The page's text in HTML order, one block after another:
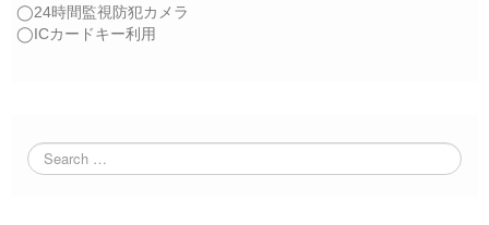
◯24時間監視防犯カメラ
◯ICカードキー利用